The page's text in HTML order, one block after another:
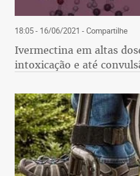
18:05 - 16/06/2021 - Compartilhe
Ivermectina em altas
intoxicação e até